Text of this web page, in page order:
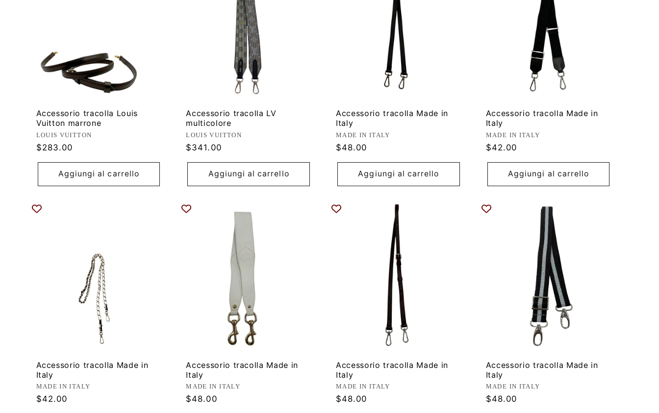
Accessorio tracolla Louis
Vuitton marrone
Produttore:
LOUIS VUITTON
Prezzo
listino
$283.00
Aggiungi al carrello
Accessorio tracolla LV
multicolore
Produttore:
LOUIS VUITTON
Prezzo
listino
$341.00
Aggiungi al carrello
Accessorio tracolla Made in
Italy
Produttore:
MADE IN ITALY
Prezzo
listino
$48.00
Aggiungi al carrello
Accessorio tracolla Made in
Italy
Produttore:
MADE IN ITALY
Prezzo
listino
$42.00
Aggiungi al carrello
Accessorio tracolla Made in
Italy
Produttore:
MADE IN ITALY
Prezzo
$42.00
Accessorio tracolla Made in
Italy
Produttore:
MADE IN ITALY
Prezzo
$48.00
Accessorio tracolla Made in
Italy
Produttore:
MADE IN ITALY
Prezzo
$48.00
Accessorio tracolla Made in
Italy
Produttore:
MADE IN ITALY
Prezzo
$48.00